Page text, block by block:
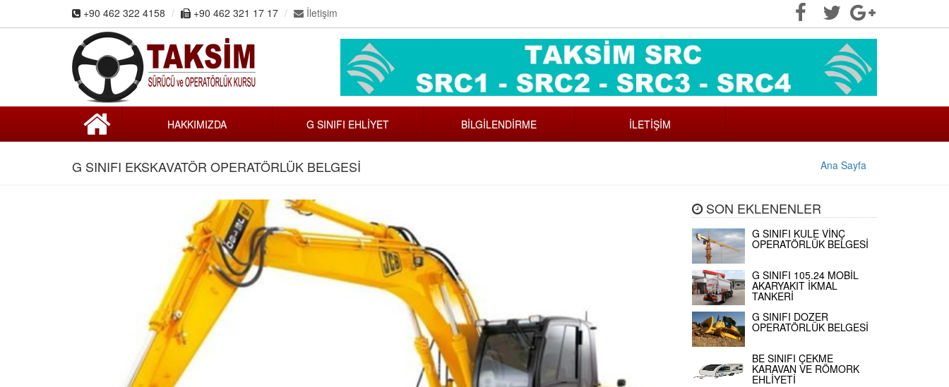
+90 462 322 4158 +90 462 321 17 17 İletişim
HAKKIMIZDA G SINIFI EHLİYET BİLGİLENDİRME İLETİŞİM
G SINIFI EKSKAVATÖR OPERATÖRLÜK BELGESİ Ana Sayfa
SON EKLENENLER
G SINIFI KULE VİNÇ
OPERATÖRLÜK BELGESİ
G SINIFI 105.24 MOBİL
AKARYAKIT İKMAL
TANKERİ
G SINIFI DOZER
OPERATÖRLÜK BELGESİ
BE SINIFI ÇEKME
KARAVAN VE RÖMORK
EHLİYETİ